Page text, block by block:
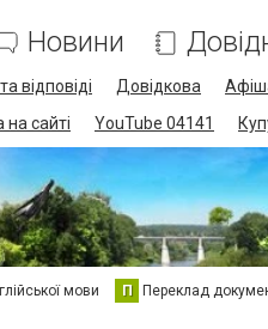
Новини
відповіді Довідкова
сайті YouTube 04141
мови П Переклад